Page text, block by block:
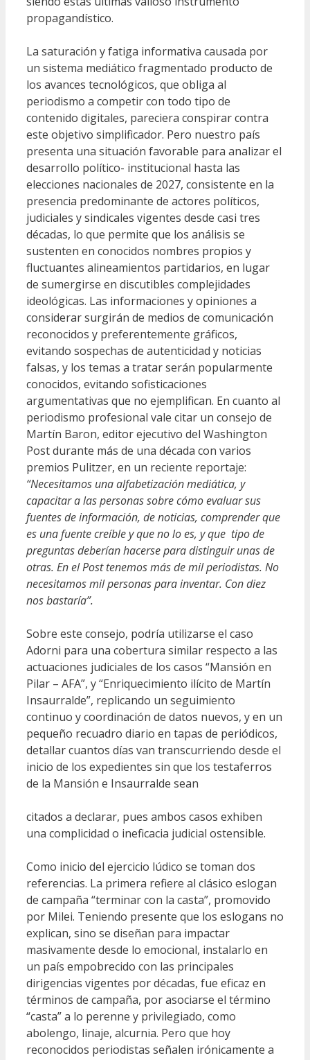
propagandístico.
La saturación y fatiga informativa causada por
un sistema mediático fragmentado producto de
los avances tecnológicos, que obliga al
periodismo a competir con todo tipo de
contenido digitales, pareciera conspirar contra
este objetivo simplificador. Pero nuestro país
presenta una situación favorable para analizar el
desarrollo político- institucional hasta las
elecciones nacionales de 2027, consistente en la
presencia predominante de actores políticos,
judiciales y sindicales vigentes desde casi tres
décadas, lo que permite que los análisis se
sustenten en conocidos nombres propios y
fluctuantes alineamientos partidarios, en lugar
de sumergirse en discutibles complejidades
ideológicas. Las informaciones y opiniones a
considerar surgirán de medios de comunicación
reconocidos y preferentemente gráficos,
evitando sospechas de autenticidad y noticias
falsas, y los temas a tratar serán popularmente
conocidos, evitando sofisticaciones
argumentativas que no ejemplifican. En cuanto al
periodismo profesional vale citar un consejo de
Martín Baron, editor ejecutivo del Washington
Post durante más de una década con varios
premios Pulitzer, en un reciente reportaje:
“Necesitamos una alfabetización mediática, y
capacitar a las personas sobre cómo evaluar sus
fuentes de información, de noticias, comprender que
es una fuente creíble y que no lo es, y que tipo de
preguntas deberían hacerse para distinguir unas de
otras. En el Post tenemos más de mil periodistas. No
necesitamos mil personas para inventar. Con diez
nos bastaría”.
Sobre este consejo, podría utilizarse el caso
Adorni para una cobertura similar respecto a las
actuaciones judiciales de los casos “Mansión en
Pilar – AFA”, y “Enriquecimiento ilícito de Martín
Insaurralde”, replicando un seguimiento
continuo y coordinación de datos nuevos, y en un
pequeño recuadro diario en tapas de periódicos,
detallar cuantos días van transcurriendo desde el
inicio de los expedientes sin que los testaferros
de la Mansión e Insaurralde sean
citados a declarar, pues ambos casos exhiben
una complicidad o ineficacia judicial ostensible.
Como inicio del ejercicio lúdico se toman dos
referencias. La primera refiere al clásico eslogan
de campaña “terminar con la casta”, promovido
por Milei. Teniendo presente que los eslogans no
explican, sino se diseñan para impactar
masivamente desde lo emocional, instalarlo en
un país empobrecido con las principales
dirigencias vigentes por décadas, fue eficaz en
términos de campaña, por asociarse el término
“casta” a lo perenne y privilegiado, como
abolengo, linaje, alcurnia. Pero que hoy
reconocidos periodistas señalen irónicamente a